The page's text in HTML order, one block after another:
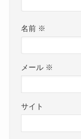
名前 ※
メール ※
サイト